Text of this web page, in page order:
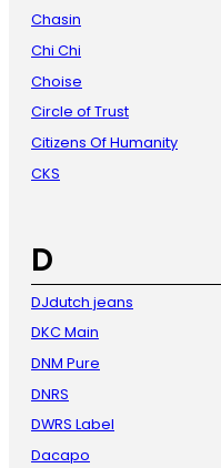
Chasin
Chi Chi
Choise
Circle of Trust
Citizens Of Humanity
CKS
D
DJdutch jeans
DKC Main
DNM Pure
DNRS
DWRS Label
Dacapo